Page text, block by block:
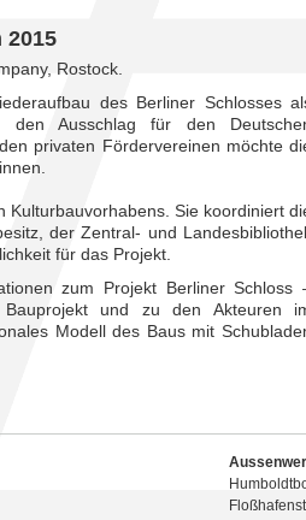
2015
Rostock.
des Berliner Schlosses
den Ausschlag für den
privaten Fördervereinen möchte
Kulturbauvorhabens. Sie koordiniert
der Zentral- und
für das Projekt.
zum Projekt Berliner Schloss
und zu den Akteuren
Modell des Baus mit